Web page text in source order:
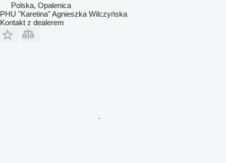
Polska, Opalenica
PHU "Karetina" Agnieszka Wilczyńska
Kontakt z dealerem